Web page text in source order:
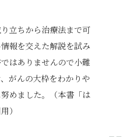
立ちから治療法まで可
報を交えた解説を試み
はありませんので小難
がんの大枠をわかりや
めました。（本書「は
）